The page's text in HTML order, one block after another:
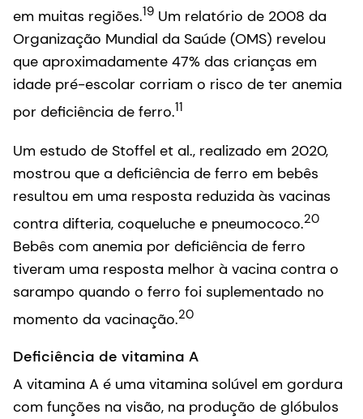
em muitas regiões.19 Um relatório de 2008 da
Organização Mundial da Saúde (OMS) revelou
que aproximadamente 47% das crianças em
idade pré-escolar corriam o risco de ter anemia
por deficiência de ferro.11
Um estudo de Stoffel et al., realizado em 2020,
mostrou que a deficiência de ferro em bebês
resultou em uma resposta reduzida às vacinas
contra difteria, coqueluche e pneumococo.20
Bebês com anemia por deficiência de ferro
tiveram uma resposta melhor à vacina contra o
sarampo quando o ferro foi suplementado no
momento da vacinação.20
Deficiência de vitamina A
A vitamina A é uma vitamina solúvel em gordura
com funções na visão, na produção de glóbulos